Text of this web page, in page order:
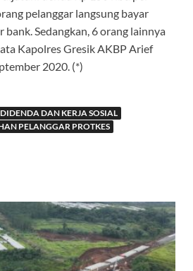
pelanggar langsung bayar
Sedangkan, 6 orang lainnya
Kapolres Gresik AKBP Arief
2020. (*)
DIDENDA DAN KERJA SOSIAL
PELANGGAR PROTKES